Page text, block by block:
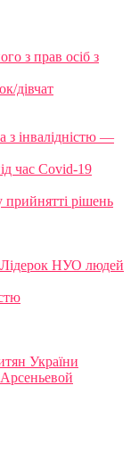
з прав осіб з
дівчат
з інвалідністю —
час Covid-19
прийнятті рішень
НУО людей
України